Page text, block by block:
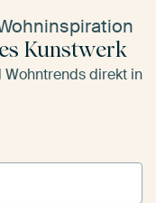
Kunstwerk
direkt in